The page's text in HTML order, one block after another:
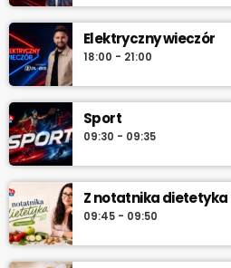
Elektryczny wieczór
18:00 - 21:00
Sport
09:30 - 09:35
Z notatnika dietetyka
09:45 - 09:50